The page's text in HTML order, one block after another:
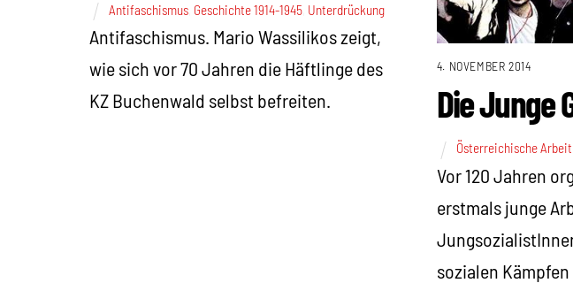
Antifaschismus, Geschichte 1914-1945, Unterdrückung
Antifaschismus. Mario Wassilikos zeigt,
wie sich vor 70 Jahren die Häftlinge des
KZ Buchenwald selbst befreiten.
4. NOVEMBER 2014
Die Junge
Österreichische
Vor 120 Jahren
erstmals junge
sozialen